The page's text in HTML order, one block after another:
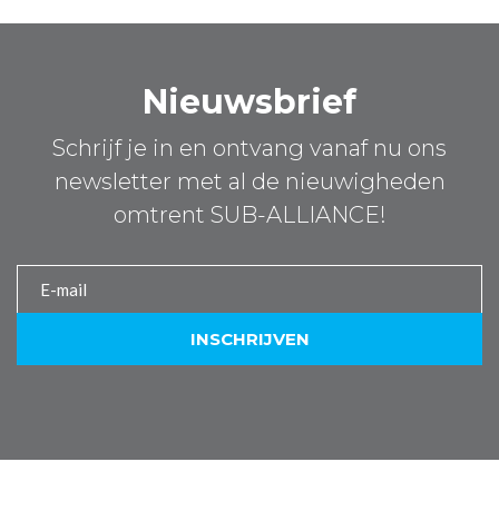
Nieuwsbrief
Schrijf je in en ontvang vanaf nu ons
newsletter met al de nieuwigheden
omtrent SUB-ALLIANCE!